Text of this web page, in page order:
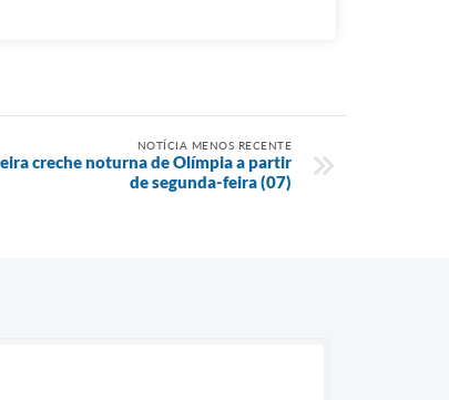
NOTÍCIA MENOS RECENTE
creche noturna de Olímpia a partir
de segunda-feira (07)